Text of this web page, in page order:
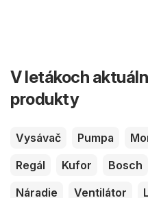
V letákoch
produkty
Vysávač Pumpa
Regál
Kufor Bosch
Náradie
Ventilátor